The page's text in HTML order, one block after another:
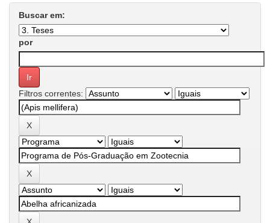
Buscar em:
por
Filtros correntes: